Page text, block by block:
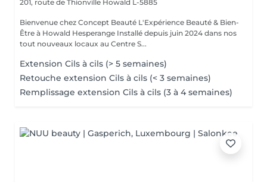
201, route de Thionville Howald L-5885
Bienvenue chez Concept Beauté L'Expérience Beauté & Bien-
Être à Howald Hesperange Installé depuis juin 2024 dans nos
tout nouveaux locaux au Centre S...
Extension Cils à cils (> 5 semaines)
Retouche extension Cils à cils (< 3 semaines)
Remplissage extension Cils à cils (3 à 4 semaines)